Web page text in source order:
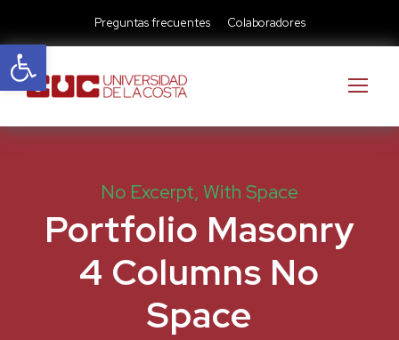
Abrir barra de herramientas
Preguntas frecuentes Colaboradores
No Excerpt, With Space
Portfolio Masonry
4 Columns No
Space